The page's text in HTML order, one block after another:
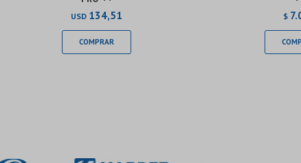
USD 134,51 $